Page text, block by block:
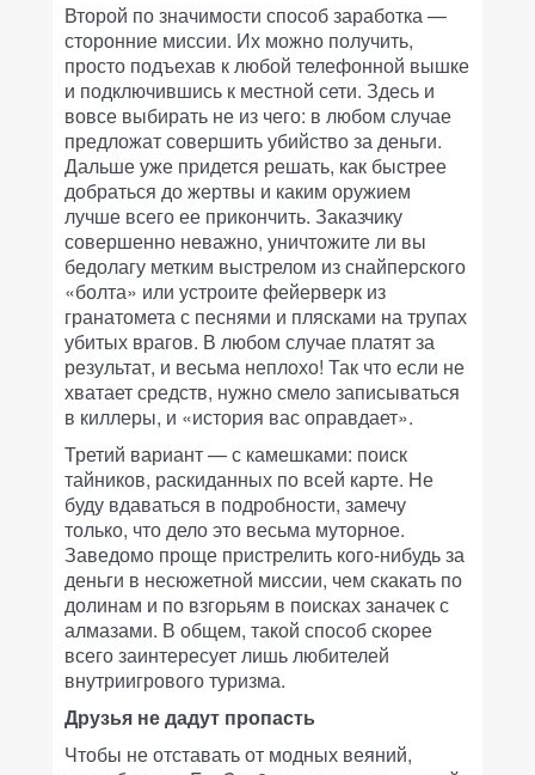
Второй по значимости способ заработка —
сторонние миссии. Их можно получить,
просто подъехав к любой телефонной вышке
и подключившись к местной сети. Здесь и
вовсе выбирать не из чего: в любом случае
предложат совершить убийство за деньги.
Дальше уже придется решать, как быстрее
добраться до жертвы и каким оружием
лучше всего ее прикончить. Заказчику
совершенно неважно, уничтожите ли вы
бедолагу метким выстрелом из снайперского
«болта» или устроите фейерверк из
гранатомета с песнями и плясками на трупах
убитых врагов. В любом случае платят за
результат, и весьма неплохо! Так что если не
хватает средств, нужно смело записываться
в киллеры, и «история вас оправдает».
Третий вариант — с камешками: поиск
тайников, раскиданных по всей карте. Не
буду вдаваться в подробности, замечу
только, что дело это весьма муторное.
Заведомо проще пристрелить кого-нибудь за
деньги в несюжетной миссии, чем скакать по
долинам и по взгорьям в поисках заначек с
алмазами. В общем, такой способ скорее
всего заинтересует лишь любителей
внутриигрового туризма.
Друзья не дадут пропасть
Чтобы не отставать от модных веяний,